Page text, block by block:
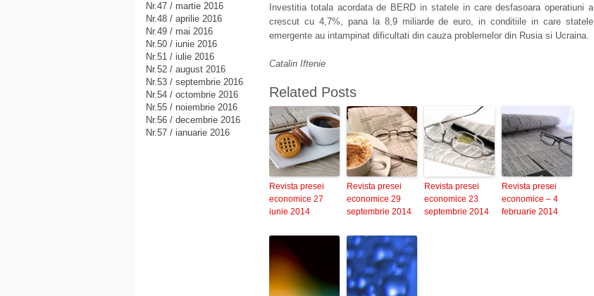
Investitia totala acordata de BERD in statele in care desfasoara operatiuni a
crescut cu 4,7%, pana la 8,9 miliarde de euro, in conditiile in care statele
emergente au intampinat dificultati din cauza problemelor din Rusia si Ucraina.
Catalin Iftenie
Related Posts
Revista presei
economice 27
iunie 2014
Revista presei
economice 29
septembrie 2014
Revista presei
economice 23
septembrie 2014
Revista presei
economice – 4
februarie 2014
Nr.47 / martie 2016
Nr.48 / aprilie 2016
Nr.49 / mai 2016
Nr.50 / iunie 2016
Nr.51 / iulie 2016
Nr.52 / august 2016
Nr.53 / septembrie 2016
Nr.54 / octombrie 2016
Nr.55 / noiembrie 2016
Nr.56 / decembrie 2016
Nr.57 / ianuarie 2016